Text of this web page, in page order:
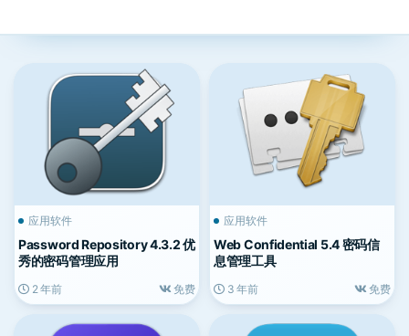
应用软件
Password Repository 4.3.2 优
秀的密码管理应用
2 年前 免费
应用软件
Web Confidential 5.4 密码信
息管理工具
3 年前 免费